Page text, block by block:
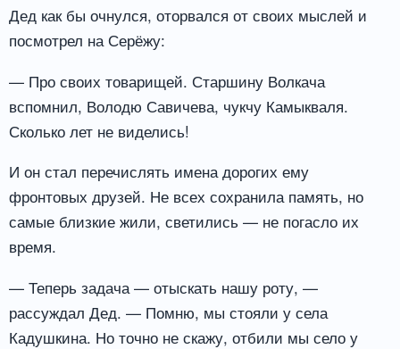
Дед как бы очнулся, оторвался от своих мыслей и
посмотрел на Серёжу:
— Про своих товарищей. Старшину Волкача
вспомнил, Володю Савичева, чукчу Камыкваля.
Сколько лет не виделись!
И он стал перечислять имена дорогих ему
фронтовых друзей. Не всех сохранила память, но
самые близкие жили, светились — не погасло их
время.
— Теперь задача — отыскать нашу роту, —
рассуждал Дед. — Помню, мы стояли у села
Кадушкина. Но точно не скажу, отбили мы село у